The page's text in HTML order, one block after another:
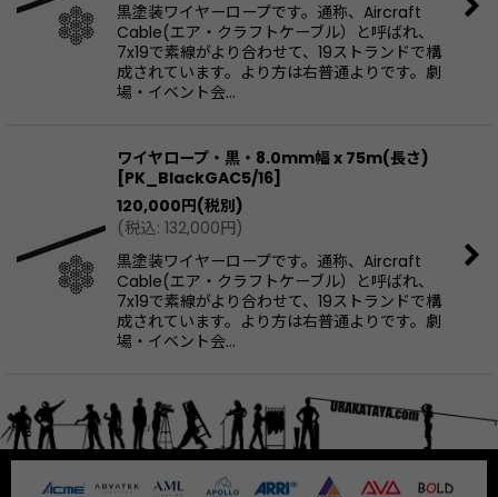
黒塗装ワイヤーロープです。通称、Aircraft
Cable(エア・クラフトケーブル）と呼ばれ、
7x19で素線がより合わせて、19ストランドで構
成されています。より方は右普通よりです。劇
場・イベント会…
ワイヤロープ・黒・8.0mm幅 x 75m(長さ)
[PK_BlackGAC5/16]
120,000円(税別)
(税込: 132,000円)
黒塗装ワイヤーロープです。通称、Aircraft
Cable(エア・クラフトケーブル）と呼ばれ、
7x19で素線がより合わせて、19ストランドで構
成されています。より方は右普通よりです。劇
場・イベント会…